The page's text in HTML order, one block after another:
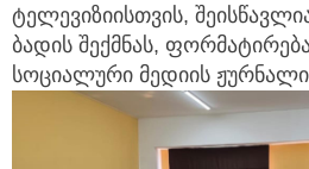
ტელევიზიისთვის,
ბადის შექმნას,
სოციალური მედიის